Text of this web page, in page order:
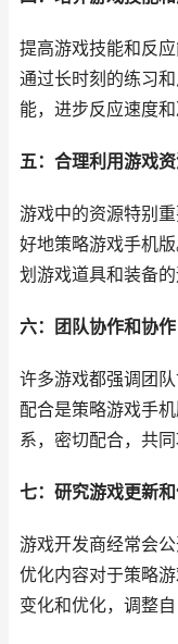
提高游戏技能和反
通过长时刻的练习
能，进步反应速度和
五：合理利用游戏
游戏中的资源特别
好地策略游戏手机
划游戏道具和装备
六：团队协作和协作
许多游戏都强调团
配合是策略游戏手
系，密切配合，共同
七：研究游戏更新
游戏开发商经常会
优化内容对于策略
变化和优化，调整